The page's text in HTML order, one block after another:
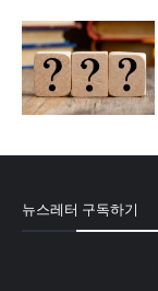
뉴스레터 구독하기